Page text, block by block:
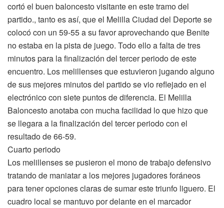
cortó el buen baloncesto visitante en este tramo del
partido., tanto es así, que el Melilla Ciudad del Deporte se
colocó con un 59-55 a su favor aprovechando que Benite
no estaba en la pista de juego. Todo ello a falta de tres
minutos para la finalización del tercer periodo de este
encuentro. Los melillenses que estuvieron jugando alguno
de sus mejores minutos del partido se vio reflejado en el
electrónico con siete puntos de diferencia. El Melilla
Baloncesto anotaba con mucha facilidad lo que hizo que
se llegara a la finalización del tercer periodo con el
resultado de 66-59.
Cuarto periodo
Los melillenses se pusieron el mono de trabajo defensivo
tratando de maniatar a los mejores jugadores foráneos
para tener opciones claras de sumar este triunfo liguero. El
cuadro local se mantuvo por delante en el marcador